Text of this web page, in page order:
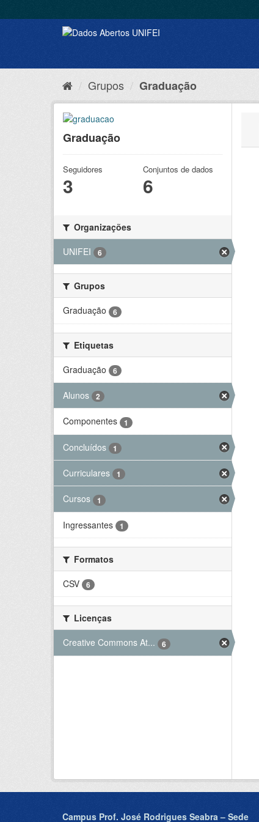
Grupos Graduação
Graduação
Seguidores
3
Conjuntos de dados
6
Organizações
UNIFEI
6
Grupos
Graduação
6
Etiquetas
Graduação
6
Alunos 2
Componentes 1
Concluídos 1
Curriculares 1
Cursos 1
Ingressantes 1
Formatos
CSV
6
Licenças
Creative Commons At...
6
Campus Prof. José Rodrigues Seabra – Sede